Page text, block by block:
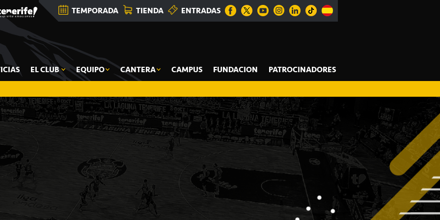
TEMPORADA TIENDA ENTRADAS
EL CLUB EQUIPO CANTERA CAMPUS FUNDACION PATROCINADORES